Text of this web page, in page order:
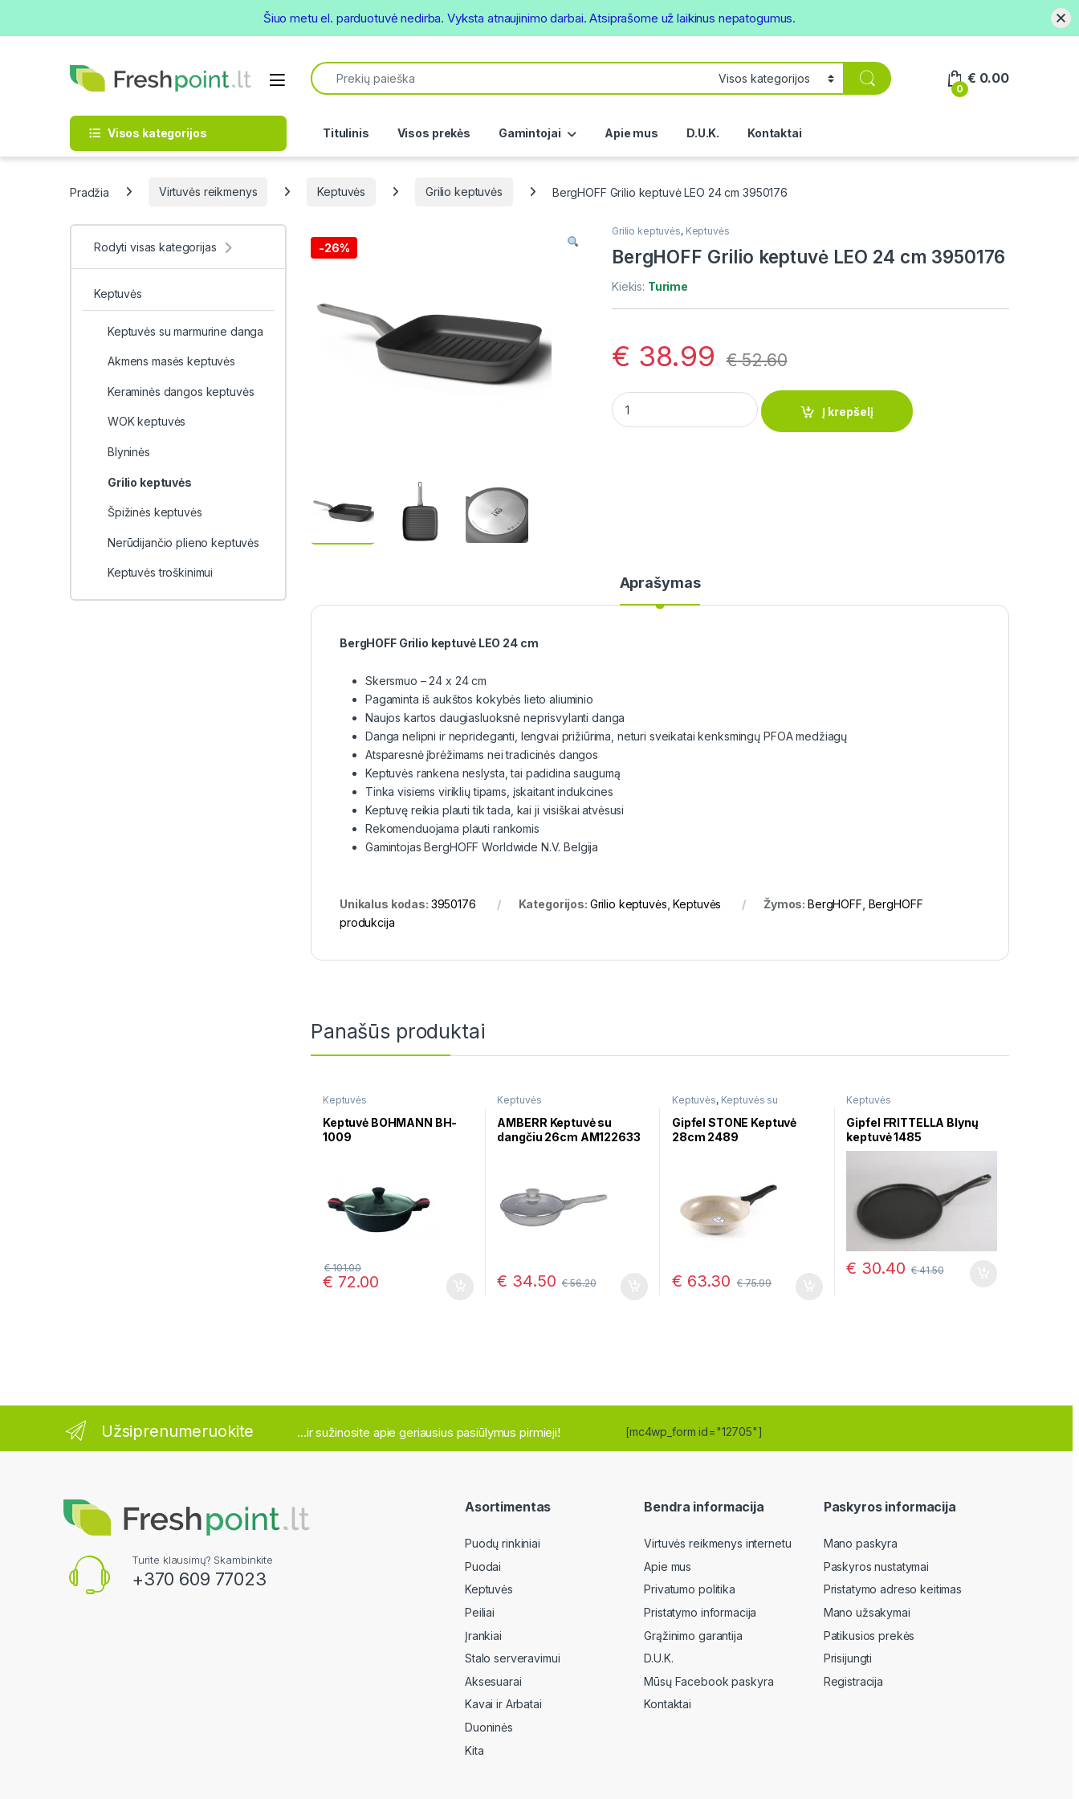
Open
Search for:
0
€ 0.00
Visos kategorijos Titulinis Visos prekės Gamintojai Apie mus D.U.K. Kontaktai
Pradžia Virtuvės reikmenys Keptuvės Grilio keptuvės BergHOFF Grilio keptuvė LEO 24 cm 3950176
-26%
Grilio keptuvės, Keptuvės
BergHOFF Grilio keptuvė LEO 24 cm 3950176
Kiekis: Turime
€ 38.99 €52.60
BergHOFF Grilio keptuvė LEO 24 cm 3950176 quantity
Į krepšelį
Aprašymas
BergHOFF Grilio keptuvė LEO 24 cm
Skersmuo – 24 x 24 cm
Pagaminta iš aukštos kokybės lieto aliuminio
Naujos kartos daugiasluoksnė neprisvylanti danga
Danga nelipni ir neprideganti, lengvai prižiūrima, neturi sveikatai kenksmingų PFOA medžiagų
Atsparesnė įbrėžimams nei tradicinės dangos
Keptuvės rankena neslysta, tai padidina saugumą
Tinka visiems viriklių tipams, įskaitant indukcines
Keptuvę reikia plauti tik tada, kai ji visiškai atvėsusi
Rekomenduojama plauti rankomis
Gamintojas BergHOFF Worldwide N.V. Belgija
Unikalus kodas: 3950176 Kategorijos: Grilio keptuvės ,Keptuvės Žymos: BergHOFF BergHOFF
produkcija
Panašūs produktai
Keptuvės
Keptuvė BOHMANN BH-
1009
€ 72.00
€101.00
Keptuvės
AMBERR Keptuvė su
dangčiu 26cm AM122633
€ 34.50 €56.20
Keptuvės, Keptuvės su
marmurine danga
Gipfel STONE Keptuvė
28cm 2489
€ 63.30 €75.99
Keptuvės
Gipfel FRITTELLA Blynų
keptuvė 1485
€ 30.40 €41.50
Rodyti visas kategorijas
Keptuvės
Keptuvės su marmurine danga
Akmens masės keptuvės
Keraminės dangos keptuvės
WOK keptuvės
Blyninės
Grilio keptuvės
Špižinės keptuvės
Nerūdijančio plieno keptuvės
Keptuvės troškinimui
Užsiprenumeruokite ...ir sužinosite apie geriausius pasiūlymus pirmieji! [mc4wp_form id="12705"]
Turite klausimų? Skambinkite
+370 609 77023
Asortimentas
Puodų rinkiniai
Puodai
Keptuvės
Peiliai
Įrankiai
Stalo serveravimui
Aksesuarai
Kavai ir Arbatai
Duoninės
Kita
Bendra informacija
Virtuvės reikmenys internetu
Apie mus
Privatumo politika
Pristatymo informacija
Grąžinimo garantija
D.U.K.
Mūsų Facebook paskyra
Kontaktai
Paskyros informacija
Mano paskyra
Paskyros nustatymai
Pristatymo adreso keitimas
Mano užsakymai
Patikusios prekės
Prisijungti
Registracija
Šiuo metu el. parduotuvė nedirba. Vyksta atnaujinimo darbai. Atsiprašome už laikinus nepatogumus.